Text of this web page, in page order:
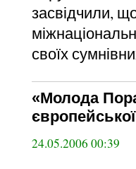
засвідчили,
своїх
«Молода
європейської
24.05.2006 00:39